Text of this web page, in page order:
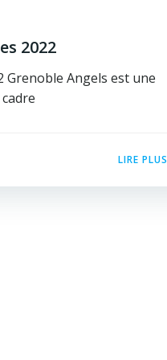
2022
Grenoble Angels est une
LIRE PLUS